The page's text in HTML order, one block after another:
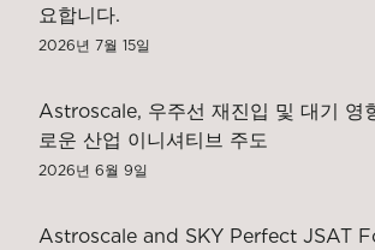
요합니다.
2026년 7월 15일
Astroscale, 우주선 재진입 및 대기 영
로운 산업 이니셔티브 주도
2026년 6월 9일
Astroscale and SKY Perfect JSAT